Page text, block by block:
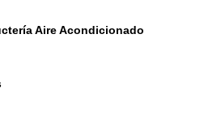
Aire Acondicionado